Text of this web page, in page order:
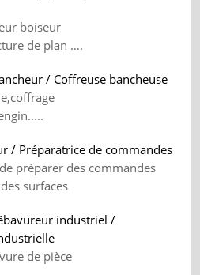
boiseur
de plan ….
/ Coffreuse bancheuse
/ Préparatrice de commandes
préparer des commandes
surfaces
industriel /
de pièce